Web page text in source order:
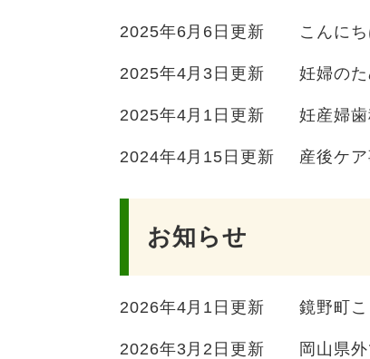
2025年6月6日更新 こんに
2025年4月3日更新 妊婦の
2025年4月1日更新 妊産婦
2024年4月15日更新 産後ケ
お知らせ
2026年4月1日更新 鏡野町
2026年3月2日更新 岡山県